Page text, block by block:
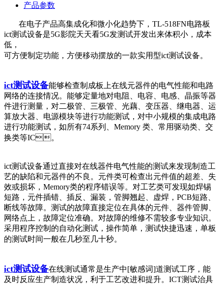
产品参数
在电子产品高集成化和微小化趋势下，TL-518FN电路板
ict测试设备是5G影院天天看5G发测试开发出来体积小，成本
低，
可方便制定功能，方便移动摆放的一款实用型ict测试设备。
ict测试设备能够检查制成板上在线元器件的电气性能和电路
网络的连接情况。能够定量地对电阻、电容、电感、晶振等器
件进行测量，对二极管、三极管、光藕、变压器、继电器、运
算放大器、电源模块等进行功能测试，对中小规模的集成电路
进行功能测试，如所有74系列、Memory 类、常用驱动类、交
换类等IC。
ict测试设备通过直接对在线器件电气性能的测试来发现制造工
艺的缺陷和元器件的不良。元件类可检查出元件值的超差、失
效或损坏，Memory类的程序错误等。对工艺类可发现如焊锡
短路，元件插错、插反、漏装，管脚翘起、虚焊，PCB短路、
断线等故障。测试的故障直接定位在具体的元件、器件管脚、
网络点上，故障定位准确。对故障的维修不需较多专业知识。
采用程序控制的自动化测试，操作简单，测试快捷迅速，单板
的测试时间一般在几秒至几十秒。
ict测试设备在线测试通常是生产中[敏感词]道测试工序，能
及时反应生产制造状况，利于工艺改进和提升。ICT测试治具